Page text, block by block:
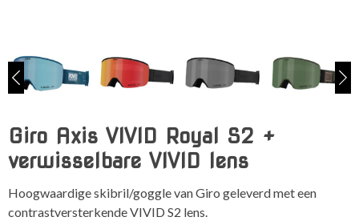
Giro Axis VIVID Royal S2 +
verwisselbare VIVID lens
Hoogwaardige skibril/goggle van Giro geleverd met een
contrastversterkende VIVID S2 lens.